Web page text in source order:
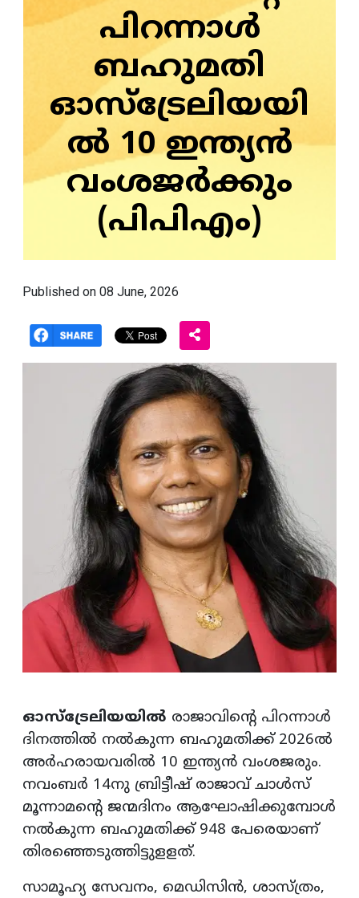
പിറന്നാൾ
ബഹുമതി
ഓസ്‌ട്രേലിയയി
ൽ 10 ഇന്ത്യൻ
വംശജർക്കും
(പിപിഎം)
Published on 08 June, 2026
ഓസ്‌ട്രേലിയയിൽ രാജാവിന്റെ പിറന്നാൾ
ദിനത്തിൽ നൽകുന്ന ബഹുമതിക്ക് 2026ൽ
അർഹരായവരിൽ 10 ഇന്ത്യൻ വംശജരും.
നവംബർ 14നു ബ്രിട്ടീഷ് രാജാവ് ചാൾസ്
മൂന്നാമന്റെ ജന്മദിനം ആഘോഷിക്കുമ്പോൾ
നൽകുന്ന ബഹുമതിക്ക് 948 പേരെയാണ്
തിരഞ്ഞെടുത്തിട്ടുളളത്.
സാമൂഹ്യ സേവനം, മെഡിസിൻ, ശാസ്ത്രം,